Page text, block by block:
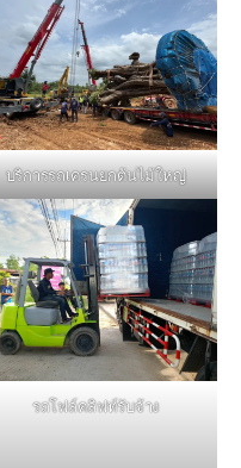
บริการรถเครนยกต้นไม้ใหญ่
รถโฟล์คลิฟท์รับจ้าง